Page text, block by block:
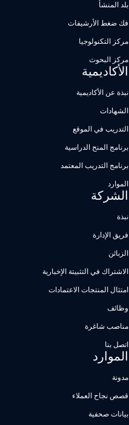
بلد المنشأ
فك ضغط الأرشيفات
مركز التكنولوجيا
مركز البحوث
الأكاديمية
نبذة عن الأكاديمية
الشهادات
التدريب في الموقع
برنامج المنح الدراسية
برنامج التدريب المعتمد
الموارد
الشركة
نبذة
فريق الإدارة
الزبائن
الاشتراك في التثبيتة الإخبارية
امتثال المنتجات الاعتمادات
وظائف
مناصب شاغرة
اتصل بنا
الموارد
مدونة
قصص نجاح العملاء
بيانات صحفية